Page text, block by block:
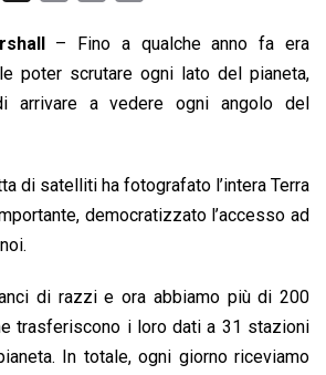
r
e
a
i
l
p
y
L
k
i
n
t
– Fino a qualche anno fa era
poter scrutare ogni lato del pianeta,
arrivare a vedere ogni angolo del
di satelliti ha fotografato l’intera Terra
democratizzato l’accesso ad
di razzi e ora abbiamo più di 200
trasferiscono i loro dati a 31 stazioni
In totale, ogni giorno riceviamo